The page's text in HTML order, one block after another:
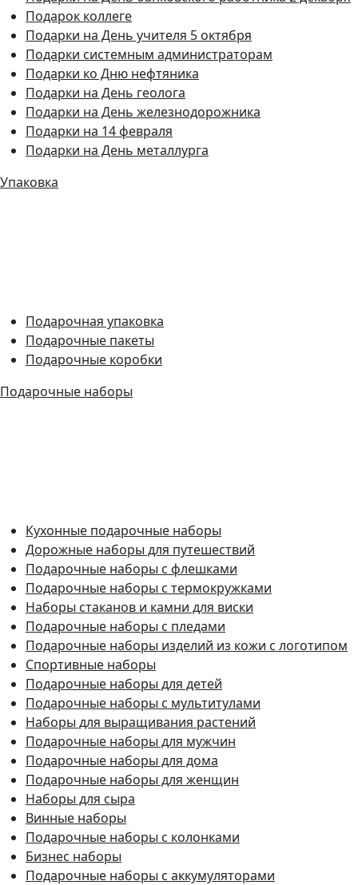
Подарок коллеге
Подарки на День учителя 5 октября
Подарки системным администраторам
Подарки ко Дню нефтяника
Подарки на День геолога
Подарки на День железнодорожника
Подарки на 14 февраля
Подарки на День металлурга
Упаковка
Подарочная упаковка
Подарочные пакеты
Подарочные коробки
Подарочные наборы
Кухонные подарочные наборы
Дорожные наборы для путешествий
Подарочные наборы с флешками
Подарочные наборы с термокружками
Наборы стаканов и камни для виски
Подарочные наборы с пледами
Подарочные наборы изделий из кожи с логотипом
Спортивные наборы
Подарочные наборы для детей
Подарочные наборы с мультитулами
Наборы для выращивания растений
Подарочные наборы для мужчин
Подарочные наборы для дома
Подарочные наборы для женщин
Наборы для сыра
Винные наборы
Подарочные наборы с колонками
Бизнес наборы
Подарочные наборы с аккумуляторами